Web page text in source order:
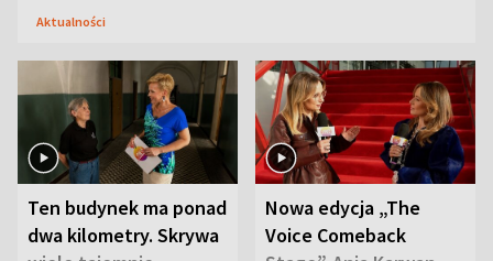
Aktualności
Ten budynek ma ponad
dwa kilometry. Skrywa
Nowa edycja „The
Voice Comeback